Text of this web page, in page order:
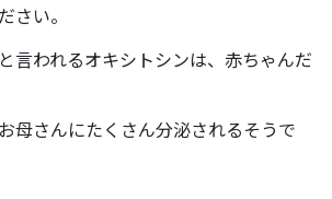
さい。
言われるオキシトシンは、赤ちゃんだ
母さんにたくさん分泌されるそうで